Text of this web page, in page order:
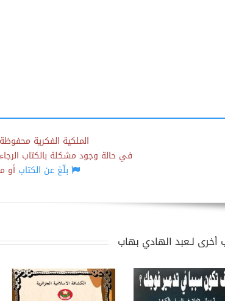
الملكية الفكرية
في حالة وجود مشكلة بالكتاب الرجاء
بلّغ عن الكتابأو
أخرى لـعبد الهادي بهاب